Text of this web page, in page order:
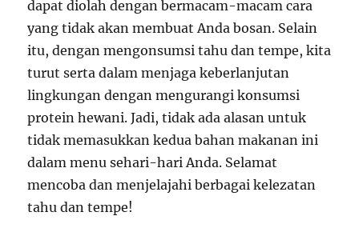
dapat diolah dengan bermacam-macam cara
yang tidak akan membuat Anda bosan. Selain
itu, dengan mengonsumsi tahu dan tempe, kita
turut serta dalam menjaga keberlanjutan
lingkungan dengan mengurangi konsumsi
protein hewani. Jadi, tidak ada alasan untuk
tidak memasukkan kedua bahan makanan ini
dalam menu sehari-hari Anda. Selamat
mencoba dan menjelajahi berbagai kelezatan
tahu dan tempe!